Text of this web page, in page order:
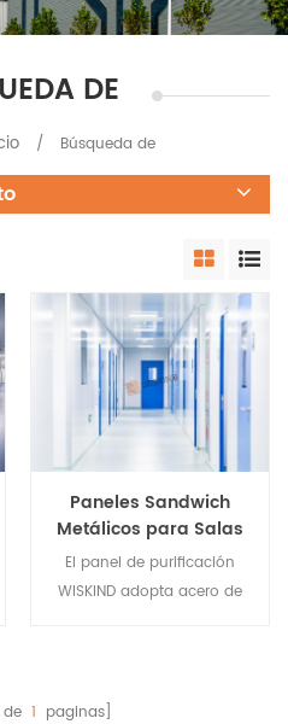
DE
/ Búsqueda de
Paneles Sandwich
Metálicos para Salas
Blancas de Hospitales
y Salas Blancas de
Farmacias
El panel de purificación
WISKIND adopta acero de
superficie, y usa lana de
1 paginas]